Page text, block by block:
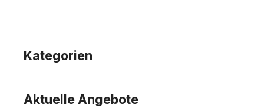
Kategorien
Aktuelle Angebote